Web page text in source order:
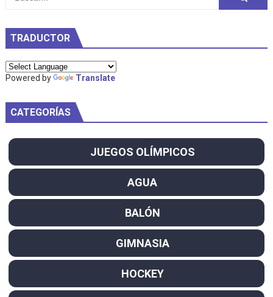
TRADUCTOR
Powered by Translate
CATEGORÍAS
JUEGOS OLÍMPICOS
AGUA
BALÓN
GIMNASIA
HOCKEY